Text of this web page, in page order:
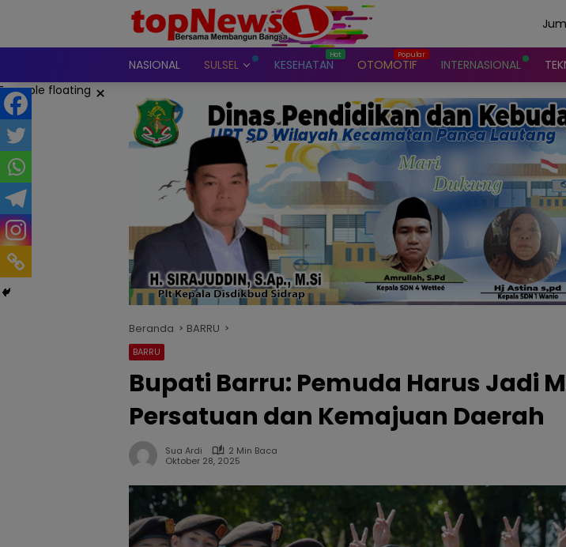
NASIONAL SULSEL KESEHATAN OTOMOTIF INTERNASIONAL
×
Beranda BARRU
BARRU
Bupati Barru: Pemuda Harus Jadi
Persatuan dan Kemajuan Daerah
Sua Ardi
2 Min Baca
Oktober 28, 2025